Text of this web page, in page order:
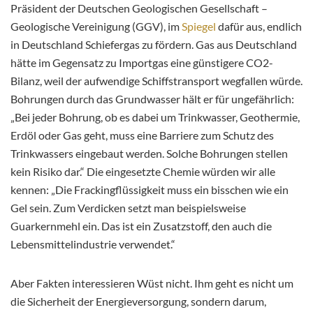
Präsident der Deutschen Geologischen Gesellschaft –
Geologische Vereinigung (GGV), im Spiegel dafür aus, endlich
in Deutschland Schiefergas zu fördern. Gas aus Deutschland
hätte im Gegensatz zu Importgas eine günstigere CO2-
Bilanz, weil der aufwendige Schiffstransport wegfallen würde.
Bohrungen durch das Grundwasser hält er für ungefährlich:
„Bei jeder Bohrung, ob es dabei um Trinkwasser, Geothermie,
Erdöl oder Gas geht, muss eine Barriere zum Schutz des
Trinkwassers eingebaut werden. Solche Bohrungen stellen
kein Risiko dar.“ Die eingesetzte Chemie würden wir alle
kennen: „Die Frackingflüssigkeit muss ein bisschen wie ein
Gel sein. Zum Verdicken setzt man beispielsweise
Guarkernmehl ein. Das ist ein Zusatzstoff, den auch die
Lebensmittelindustrie verwendet.“
Aber Fakten interessieren Wüst nicht. Ihm geht es nicht um
die Sicherheit der Energieversorgung, sondern darum,